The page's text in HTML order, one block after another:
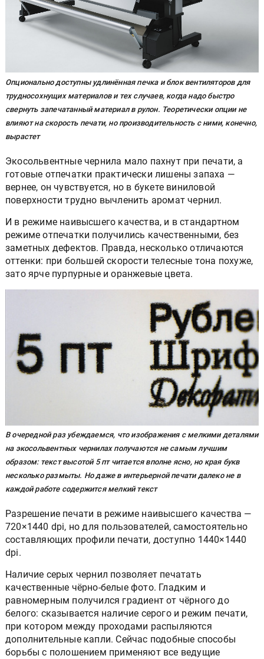
Опционально доступны удлинённая печка и блок вентиляторов для
трудносохнущих материалов и тех случаев, когда надо быстро
свернуть запечатанный материал в рулон. Теоретически опции не
влияют на скорость печати, но производительность с ними, конечно,
вырастет
Экосольвентные чернила мало пахнут при печати, а
готовые отпечатки практически лишены запаха —
вернее, он чувствуется, но в букете виниловой
поверхности трудно вычленить аромат чернил.
И в режиме наивысшего качества, и в стандартном
режиме отпечатки получились качественными, без
заметных дефектов. Правда, несколько отличаются
оттенки: при большей скорости телесные тона похуже,
зато ярче пурпурные и оранжевые цвета.
В очередной раз убеждаемся, что изображения с мелкими деталями
на экосольвентных чернилах получаются не самым лучшим
образом: текст высотой 5 пт читается вполне ясно, но края букв
несколько размыты. Но даже в интерьерной печати далеко не в
каждой работе содержится мелкий текст
Разрешение печати в режиме наивысшего качества —
720×1440 dpi, но для пользователей, самостоятельно
составляющих профили печати, доступно 1440×1440
dpi.
Наличие серых чернил позволяет печатать
качественные чёрно-белые фото. Гладким и
равномерным получился градиент от чёрного до
белого: сказывается наличие серого и режим печати,
при котором между проходами распыляются
дополнительные капли. Сейчас подобные способы
борьбы с полошением применяют все ведущие